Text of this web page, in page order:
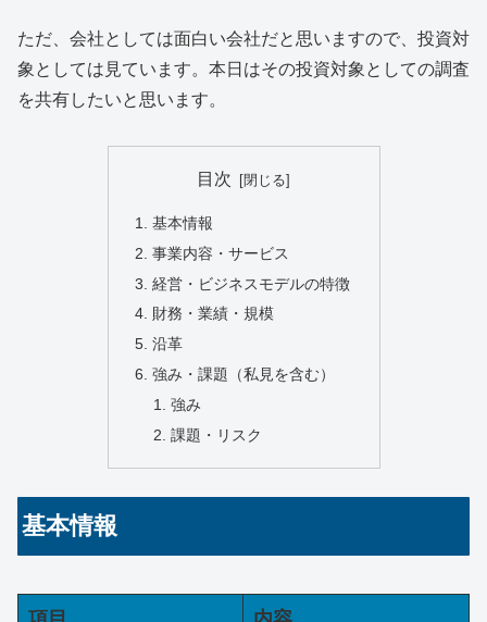
ただ、会社としては面白い会社だと思いますので、投資対
象としては見ています。本日はその投資対象としての調査
を共有したいと思います。
目次
基本情報
事業内容・サービス
経営・ビジネスモデルの特徴
財務・業績・規模
沿革
強み・課題（私見を含む）
強み
課題・リスク
基本情報